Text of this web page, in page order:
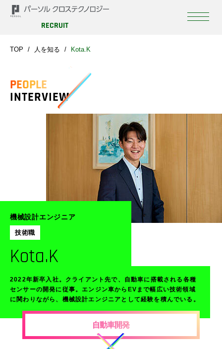
RECRUIT
TOP 人を知る Kota.K
PEOPLE
INTERVIEW
機械設計エンジニア
技術職
Kota.K
2022年新卒入社。クライアント先で、自動車に搭載される各種
センサーの開発に従事。エンジン車からEVまで幅広い技術領域
に関わりながら、機械設計エンジニアとして経験を積んでいる。
自動車開発